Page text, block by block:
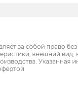
за собой право
внешний
Указанная